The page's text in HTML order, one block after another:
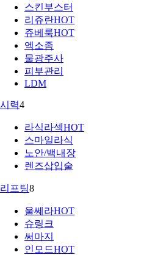
스킨부스터
리쥬란HOT
쥬베룩HOT
엑소좀
물광주사
피부관리
LDM
시력4
라식라섹HOT
스마일라식
노안/백내장
렌즈삽입술
리프팅8
울쎄라HOT
슈링크
써마지
인모드HOT